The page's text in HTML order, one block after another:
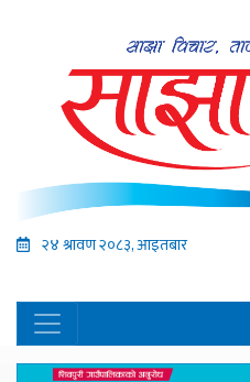
२४ श्रावण २०८३, आइतबार